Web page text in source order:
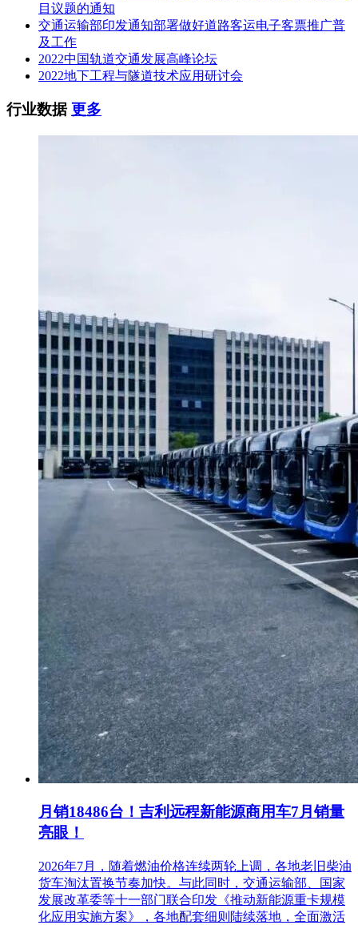
目议题的通知
交通运输部印发通知部署做好道路客运电子客票推广普
及工作
2022中国轨道交通发展高峰论坛
2022地下工程与隧道技术应用研讨会
行业数据更多
月销18486台！吉利远程新能源商用车7月销量
亮眼！
2026年7月，随着燃油价格连续两轮上调，各地老旧柴油
货车淘汰置换节奏加快。与此同时，交通运输部、国家
发展改革委等十一部门联合印发《推动新能源重卡规模
化应用实施方案》，各地配套细则陆续落地，全面激活